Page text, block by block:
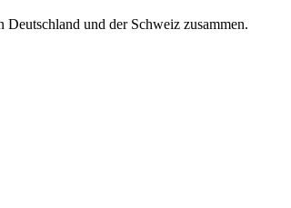
und der Schweiz zusammen.